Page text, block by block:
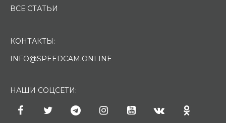
ВСЕ СТАТЬИ
КОНТАКТЫ:
INFO@SPEEDCAM.ONLINE
НАШИ СОЦСЕТИ: